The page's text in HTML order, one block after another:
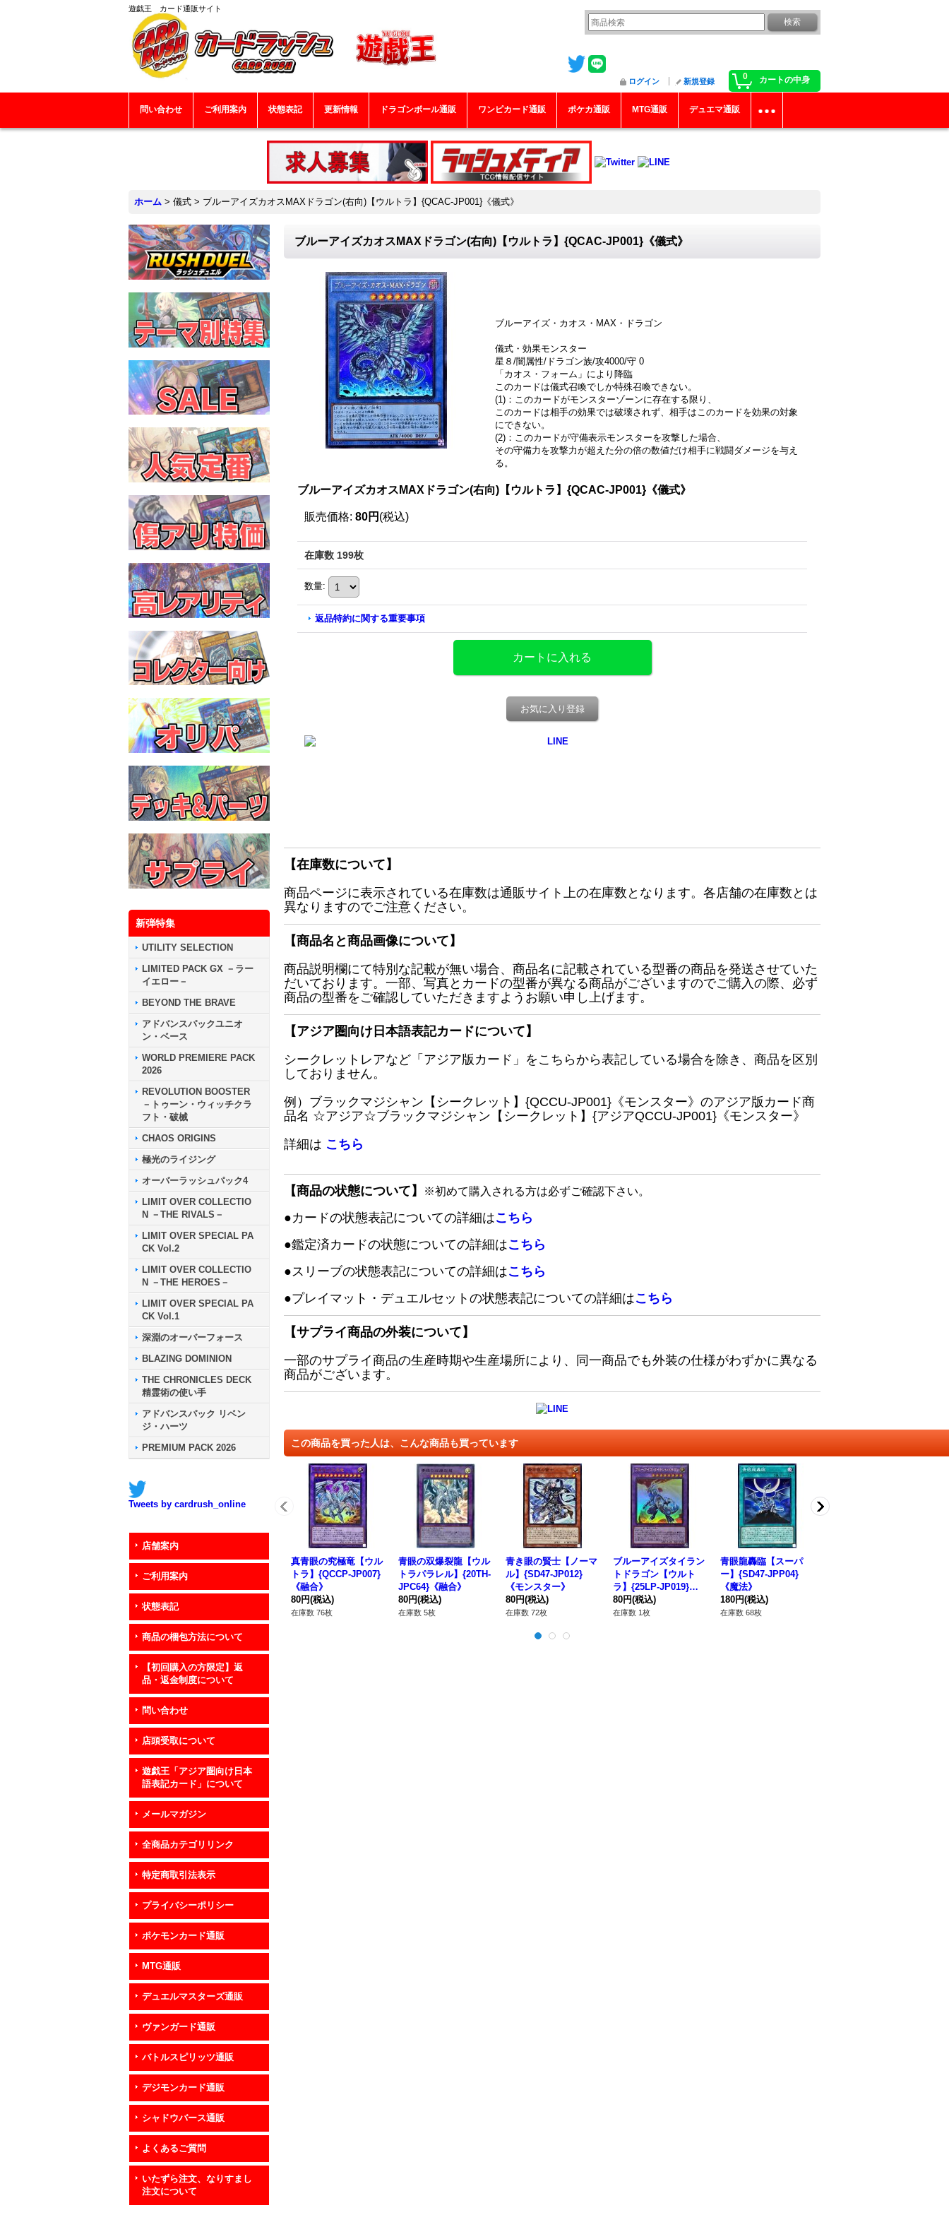
遊戯王 カード通販サイト
0 カートの中身
ログイン 新規登録
問い合わせ ご利用案内 状態表記 更新情報 ドラゴンボール通販 ワンピカード通販 ポケカ通販 MTG通販 デュエマ通販
ホーム > 儀式 > ブルーアイズカオスMAXドラゴン(右向)【ウルトラ】{QCAC-JP001}《儀式》
新弾特集
UTILITY SELECTION
LIMITED PACK GX －ラー
イエロー－
BEYOND THE BRAVE
アドバンスパックユニオ
ン・ベース
WORLD PREMIERE PACK
2026
REVOLUTION BOOSTER
－トゥーン・ウィッチクラ
フト・破械
CHAOS ORIGINS
極光のライジング
オーバーラッシュパック4
LIMIT OVER COLLECTIO
N －THE RIVALS－
LIMIT OVER SPECIAL PA
CK Vol.2
LIMIT OVER COLLECTIO
N －THE HEROES－
LIMIT OVER SPECIAL PA
CK Vol.1
深淵のオーバーフォース
BLAZING DOMINION
THE CHRONICLES DECK
精霊術の使い手
アドバンスパック リベン
ジ・ハーツ
PREMIUM PACK 2026
Tweets by cardrush_online
店舗案内
ご利用案内
状態表記
商品の梱包方法について
【初回購入の方限定】返
品・返金制度について
問い合わせ
店頭受取について
遊戯王「アジア圏向け日本
語表記カード」について
メールマガジン
全商品カテゴリリンク
特定商取引法表示
プライバシーポリシー
ポケモンカード通販
MTG通販
デュエルマスターズ通販
ヴァンガード通販
バトルスピリッツ通販
デジモンカード通販
シャドウバース通販
よくあるご質問
いたずら注文、なりすまし
注文について
ブルーアイズカオスMAXドラゴン(右向)【ウルトラ】{QCAC-JP001}《儀式》
ブルーアイズ・カオス・MAX・ドラゴン
儀式・効果モンスター
星８/闇属性/ドラゴン族/攻4000/守 0
「カオス・フォーム」により降臨
このカードは儀式召喚でしか特殊召喚できない。
(1)：このカードがモンスターゾーンに存在する限り、
このカードは相手の効果では破壊されず、相手はこのカードを効果の対象
にできない。
(2)：このカードが守備表示モンスターを攻撃した場合、
その守備力を攻撃力が超えた分の倍の数値だけ相手に戦闘ダメージを与え
る。
ブルーアイズカオスMAXドラゴン(右向)【ウルトラ】{QCAC-JP001}《儀式》
販売価格: 80円 (税込)
在庫数 199枚
数量:
返品特約に関する重要事項
お気に入り登録
【在庫数について】
商品ページに表示されている在庫数は通販サイト上の在庫数となります。各店舗の在庫数とは
異なりますのでご注意ください。
【商品名と商品画像について】
商品説明欄にて特別な記載が無い場合、商品名に記載されている型番の商品を発送させていた
だいております。一部、写真とカードの型番が異なる商品がございますのでご購入の際、必ず
商品の型番をご確認していただきますようお願い申し上げます。
【アジア圏向け日本語表記カードについて】
シークレットレアなど「アジア版カード」をこちらから表記している場合を除き、商品を区別
しておりません。
例）ブラックマジシャン【シークレット】{QCCU-JP001}《モンスター》のアジア版カード商
品名 ☆アジア☆ブラックマジシャン【シークレット】{アジアQCCU-JP001}《モンスター》
詳細は こちら
【商品の状態について】 ※初めて購入される方は必ずご確認下さい。
●カードの状態表記についての詳細はこちら
●鑑定済カードの状態についての詳細はこちら
●スリーブの状態表記についての詳細はこちら
●プレイマット・デュエルセットの状態表記についての詳細はこちら
【サプライ商品の外装について】
一部のサプライ商品の生産時期や生産場所により、同一商品でも外装の仕様がわずかに異なる
商品がございます。
この商品を買った人は、こんな商品も買っています
真青眼の究極竜【ウル
トラ】{QCCP-JP007}
《融合》
80円(税込)
在庫数 76枚
青眼の双爆裂龍【ウル
トラパラレル】{20TH-
JPC64}《融合》
80円(税込)
在庫数 5枚
青き眼の賢士【ノーマ
ル】{SD47-JP012}
《モンスター》
80円(税込)
在庫数 72枚
ブルーアイズタイラン
トドラゴン【ウルト
ラ】{25LP-JP019}
《融合》
80円(税込)
在庫数 1枚
青眼龍轟臨【スーパ
ー】{SD47-JPP04}
《魔法》
180円(税込)
在庫数 68枚